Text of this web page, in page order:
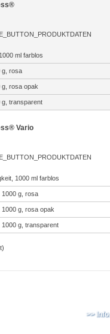
ml farblos
g, rosa
rosa opak
g, transparent
Vario
1000 ml farblos
1000 g, rosa
g, rosa opak
g, transparent
>>